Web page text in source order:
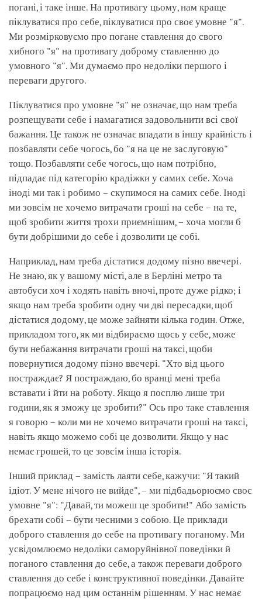
погані, і таке інше. На противагу цьому, нам краще
піклуватися про себе, піклуватися про своє умовне "я".
Ми розмірковуємо про погане ставлення до свого
хибного "я" на противагу доброму ставленню до
умовного "я". Ми думаємо про недоліки першого і
переваги другого.
Піклуватися про умовне "я" не означає, що нам треба
розпещувати себе і намагатися задовольнити всі свої
бажання. Це також не означає впадати в іншу крайність і
позбавляти себе чогось, бо "я на це не заслуговую"
тощо. Позбавляти себе чогось, що нам потрібно,
підпадає під категорію крадіжки у самих себе. Хоча
іноді ми так і робимо – скупимося на самих себе. Іноді
ми зовсім не хочемо витрачати гроші на себе – на те,
щоб зробити життя трохи приємнішим, – хоча могли б
бути добрішими до себе і дозволити це собі.
Наприклад, нам треба дістатися додому пізно ввечері.
Не знаю, як у вашому місті, але в Берліні метро та
автобуси хоч і ходять навіть вночі, проте дуже рідко; і
якщо нам треба зробити одну чи дві пересадки, щоб
дістатися додому, це може зайняти кілька годин. Отже,
прикладом того, як ми відбираємо щось у себе, може
бути небажання витрачати гроші на таксі, щоби
повернутися додому пізно ввечері. "Хто від цього
постраждає? Я постраждаю, бо вранці мені треба
вставати і йти на роботу. Якщо я посплю лише три
години, як я зможу це зробити?" Ось про таке ставлення
я говорю – коли ми не хочемо витрачати гроші на таксі,
навіть якщо можемо собі це дозволити. Якщо у нас
немає грошей, то це зовсім інша історія.
Інший приклад – замість лаяти себе, кажучи: "Я такий
ідіот. У мене нічого не вийде", – ми підбадьорюємо своє
умовне "я": "Давай, ти можеш це зробити!" Або замість
брехати собі – бути чесними з собою. Це приклади
доброго ставлення до себе на противагу поганому. Ми
усвідомлюємо недоліки саморуйнівної поведінки й
поганого ставлення до себе, а також переваги доброго
ставлення до себе і конструктивної поведінки. Давайте
попрацюємо над цим останнім рішенням. У нас немає